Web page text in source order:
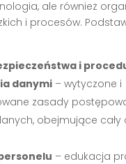
ale również
i procesów.
i
danymi – wytyczone i
zasady
obejmujące cały
– edukacja